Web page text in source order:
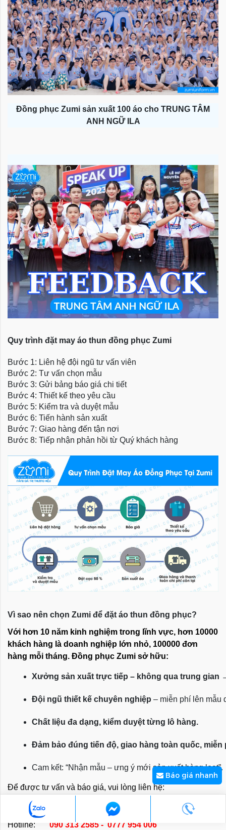
Đồng phục Zumi sản xuất 100 áo cho TRUNG TÂM
ANH NGỮ ILA
Quy trình đặt may áo thun đồng phục Zumi
Bước 1: Liên hệ đội ngũ tư vấn viên
Bước 2: Tư vấn chọn mẫu
Bước 3: Gửi bảng báo giá chi tiết
Bước 4: Thiết kế theo yêu cầu
Bước 5: Kiểm tra và duyệt mẫu
Bước 6: Tiến hành sản xuất
Bước 7: Giao hàng đến tận nơi
Bước 8: Tiếp nhận phản hồi từ Quý khách hàng
Vì sao nên chọn Zumi để đặt áo thun đồng phục?
Với hơn 10 năm kinh nghiệm trong lĩnh vực, hơn 10000
khách hàng là doanh nghiệp lớn nhỏ, 100000 đơn
hàng mỗi tháng. Đồng phục Zumi sở hữu:
Xưởng sản xuất trực tiếp – không qua trung gian
Đội ngũ thiết kế chuyên nghiệp – miễn phí lên mẫu
Chất liệu đa dạng, kiểm duyệt từng lô hàng.
Đảm bảo đúng tiến độ, giao hàng toàn quốc, miễn
Cam kết: “Nhận mẫu – ưng ý mới sản xuất hàng loạt”.
Để được tư vấn và báo giá, vui lòng liên hệ:
CÔNG TY TNHH TM DV TRƯỜNG VÂN
Hotline: 090 313 2585 - 0777 954 006
Báo giá nhanh